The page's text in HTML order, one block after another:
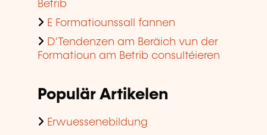
Validatioun vun erfuerene
En Diplom iwwer de Wee vun der
an de Betriber
Kompetenzebilan